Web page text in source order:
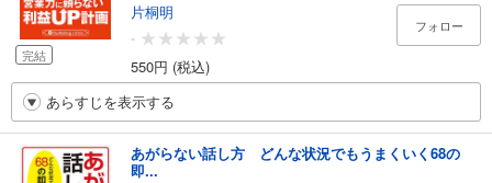
完結
片桐明
-
550円 (税込)
フォロー
あらすじを表示する
あがらない話し方 どんな状況でもうまくいく68の
即...